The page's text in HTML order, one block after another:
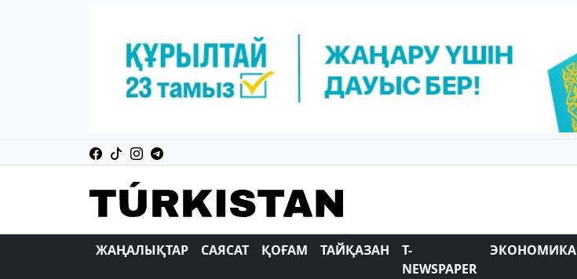
ЖАҢАЛЫҚТАР САЯСАТ ҚОҒАМ ТАЙҚАЗАН
T-
NEWSPAPER
ЭКОНОМИКА